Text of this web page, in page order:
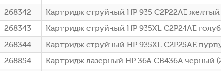
268342
Картридж струйный HP 935 C2P22AE желтый
268343
Картридж струйный HP 935XL C2P24AE
268344
Картридж струйный HP 935XL C2P25AE
268854
Картридж лазерный HP 36A CB436A черный